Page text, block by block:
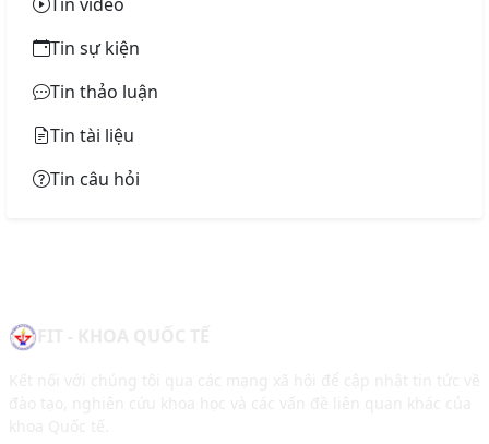
Tin sự kiện
Tin thảo luận
Tin tài liệu
Tin câu hỏi